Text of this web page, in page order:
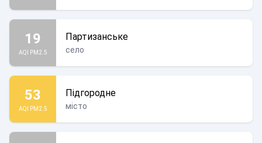
19
AQI PM2.5
Партизанське
село
53
AQI PM2.5
Підгородне
місто